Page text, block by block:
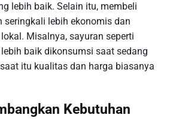
lebih baik. Selain itu, membeli
seringkali lebih ekonomis dan
Misalnya, sayuran seperti
baik dikonsumsi saat sedang
itu kualitas dan harga biasanya
Kebutuhan